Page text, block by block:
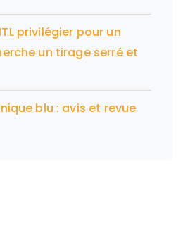
privilégier pour un
un tirage serré et
blu : avis et revue